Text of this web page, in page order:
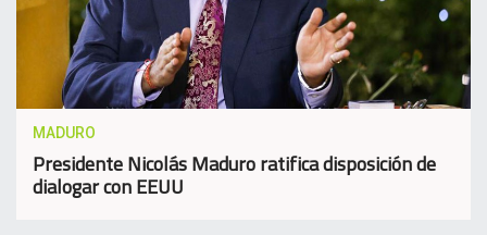
MADURO
Presidente Nicolás Maduro ratifica disposición de
dialogar con EEUU